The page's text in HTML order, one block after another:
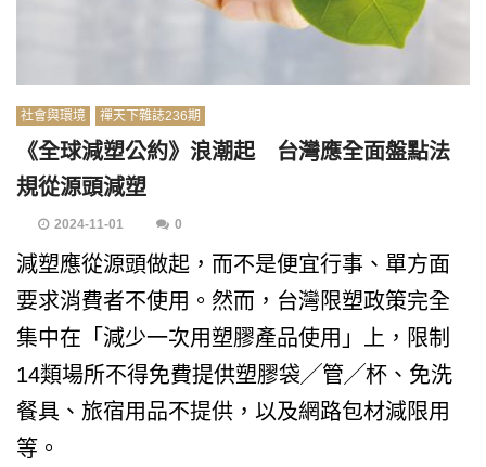
社會與環境 禪天下雜誌236期
《全球減塑公約》浪潮起 台灣應全面盤點法
規從源頭減塑
2024-11-01 0
減塑應從源頭做起，而不是便宜行事、單方面
要求消費者不使用。然而，台灣限塑政策完全
集中在「減少一次用塑膠產品使用」上，限制
14類場所不得免費提供塑膠袋╱管╱杯、免洗
餐具、旅宿用品不提供，以及網路包材減限用
等。